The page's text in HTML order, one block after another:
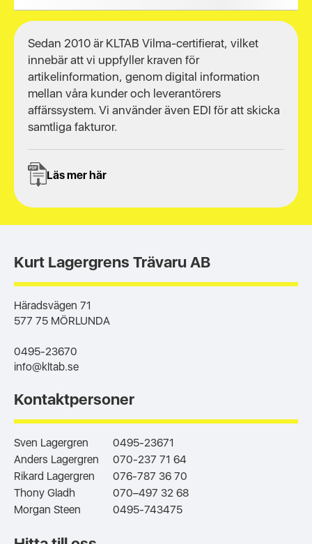
Sedan 2010 är KLTAB Vilma-certifierat, vilket
innebär att vi uppfyller kraven för
artikelinformation, genom digital information
mellan våra kunder och leverantörers
affärssystem. Vi använder även EDI för att skicka
samtliga fakturor.
Läs mer här
Kurt Lagergrens Trävaru AB
Häradsvägen 71
577 75 MÖRLUNDA
0495-23670
info@kltab.se
Kontaktpersoner
Sven Lagergren
0495-23671
Anders Lagergren
070-237 71 64
Rikard Lagergren
076-787 36 70
Thony Gladh
070–497 32 68
Morgan Steen
0495-743475